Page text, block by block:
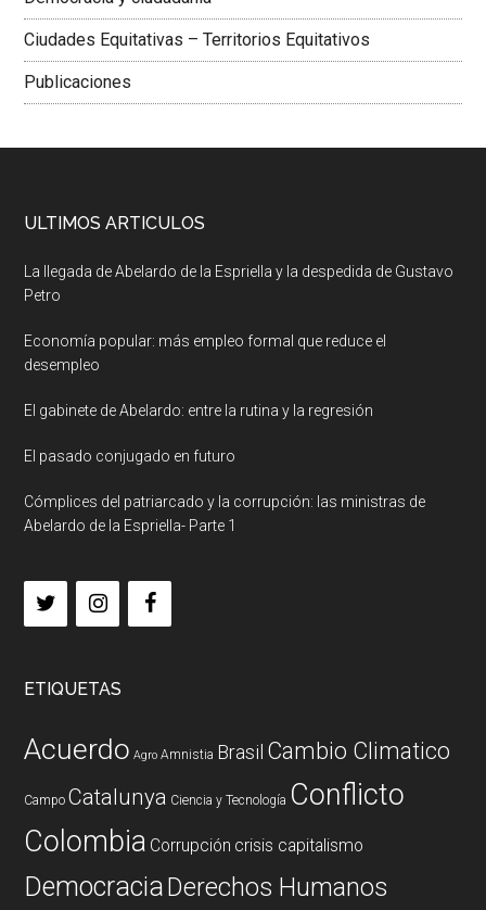
Ciudades Equitativas – Territorios Equitativos
Publicaciones
ULTIMOS ARTICULOS
La llegada de Abelardo de la Espriella y la despedida de Gustavo
Petro
Economía popular: más empleo formal que reduce el
desempleo
El gabinete de Abelardo: entre la rutina y la regresión
El pasado conjugado en futuro
Cómplices del patriarcado y la corrupción: las ministras de
Abelardo de la Espriella- Parte 1
ETIQUETAS
Acuerdo Agro Amnistia Brasil Cambio Climatico
Campo Catalunya Ciencia y Tecnología Conflicto
Colombia Corrupción crisis capitalismo
DemocraciaDerechos Humanos